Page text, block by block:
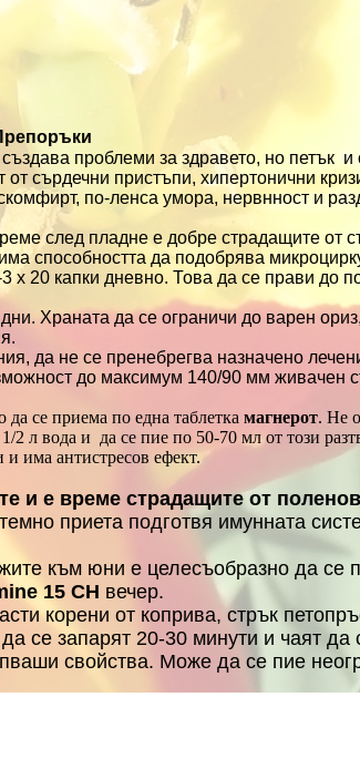
проблеми за здравето, но петък
сърдечни пристъпи, хипертонични
по-ленса умора, нервнност и
след пладне е добре страдащите от
способността да подобрява
х 20 капки дневно. Това да се прави до
Храната да се ограничи до варен
да не се пренебрегва назначено
до максимум 140/90 мм живачен
се приема по една таблетка магнерот. Не
1/2 л вода и да се пие по 50-70 мл от този
и има антистресов ефект.
и е време страдащите от
приета подготвя имунната
към юни е целесъобразно да се
15 CH вечер.
корени от коприва, стрък
се запарят 20-30 минути и чаят
свойства. Може да се пие